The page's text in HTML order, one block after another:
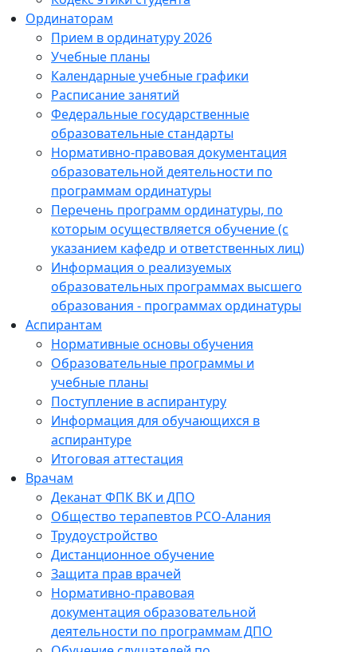
Ординаторам
Прием в ординатуру 2026
Учебные планы
Календарные учебные графики
Расписание занятий
Федеральные государственные
образовательные стандарты
Нормативно-правовая документация
образовательной деятельности по
программам ординатуры
Перечень программ ординатуры, по
которым осуществляется обучение (с
указанием кафедр и ответственных лиц)
Информация о реализуемых
образовательных программах высшего
образования - программах ординатуры
Аспирантам
Нормативные основы обучения
Образовательные программы и
учебные планы
Поступление в аспирантуру
Информация для обучающихся в
аспирантуре
Итоговая аттестация
Врачам
Деканат ФПК ВК и ДПО
Общество терапевтов РСО-Алания
Трудоустройство
Дистанционное обучение
Защита прав врачей
Нормативно-правовая
документация образовательной
деятельности по программам ДПО